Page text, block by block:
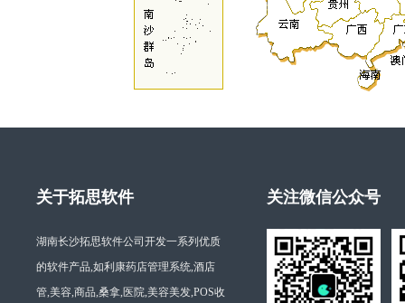
关于拓思软件
湖南长沙拓思软件公司开发一系列优质
的软件产品,如利康药店管理系统,酒店
管,美容,商品,桑拿,医院,美容美发,POS收
关注微信公众号